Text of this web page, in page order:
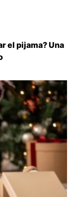
el pijama? Una